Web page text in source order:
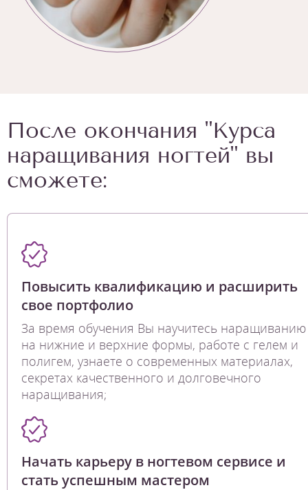
После окончания "Курса
наращивания ногтей" вы
сможете:
Повысить квалификацию и расширить
свое портфолио
За время обучения Вы научитесь наращиванию
на нижние и верхние формы, работе с гелем и
полигем, узнаете о современных материалах,
секретах качественного и долговечного
наращивания;
Начать карьеру в ногтевом сервисе и
стать успешным мастером